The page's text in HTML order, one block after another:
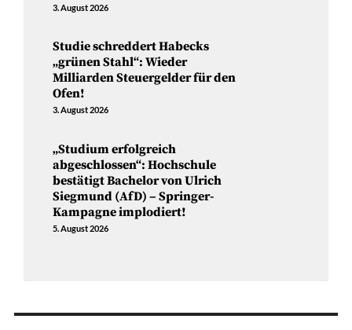
3. August 2026
Studie schreddert Habecks
„grünen Stahl“: Wieder
Milliarden Steuergelder für den
Ofen!
3. August 2026
„Studium erfolgreich
abgeschlossen“: Hochschule
bestätigt Bachelor von Ulrich
Siegmund (AfD) – Springer-
Kampagne implodiert!
5. August 2026